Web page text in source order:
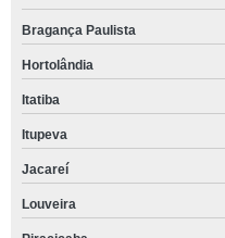
Bragança Paulista
Hortolândia
Itatiba
Itupeva
Jacareí
Louveira